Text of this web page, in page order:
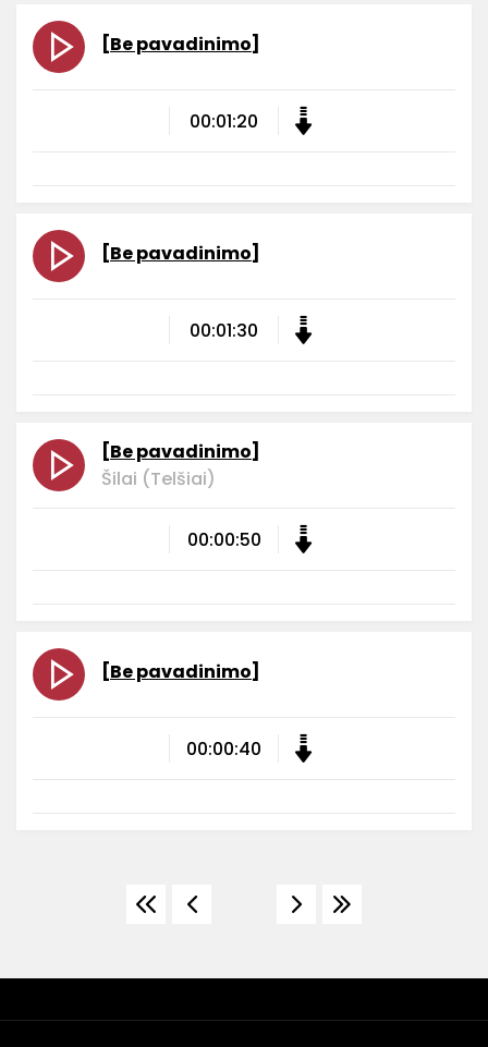
[Be pavadinimo]
00:01:20
[Be pavadinimo]
00:01:30
[Be pavadinimo]
Šilai (Telšiai)
00:00:50
[Be pavadinimo]
00:00:40